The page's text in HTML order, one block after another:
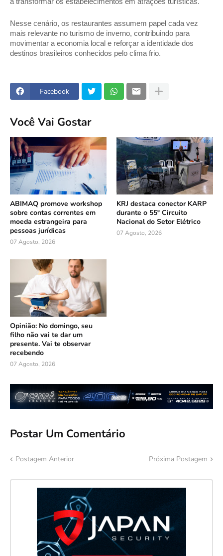
Nesse cenário, os restaurantes assumem papel cada vez
mais relevante no turismo de inverno, contribuindo para
movimentar a economia local e reforçar a identidade dos
destinos brasileiros conhecidos pelo clima frio.
Facebook
Você Vai Gostar
ABIMAQ promove workshop
sobre contas correntes em
moeda estrangeira para
pessoas jurídicas
07 Agosto, 2026
KRJ destaca conector KARP
durante o 55º Circuito
Nacional do Setor Elétrico
07 Agosto, 2026
Opinião: No domingo, seu
filho não vai te dar um
presente. Vai te observar
recebendo
07 Agosto, 2026
Postar Um Comentário
Postagem Anterior Próxima Postagem